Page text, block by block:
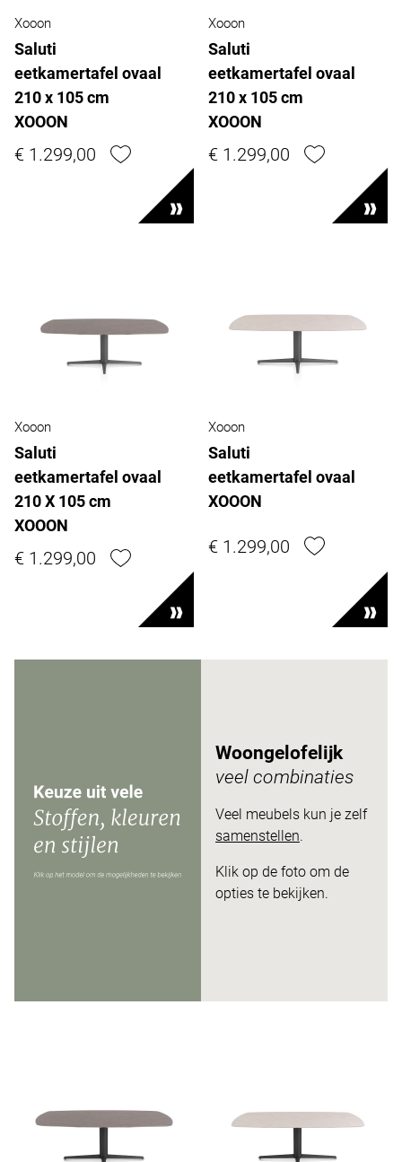
Xooon
Saluti
eetkamertafel ovaal
210 x 105 cm
XOOON
€ 1.299,00
Xooon
Saluti
eetkamertafel ovaal
210 x 105 cm
XOOON
€ 1.299,00
Xooon
Saluti
eetkamertafel ovaal
210 X 105 cm
XOOON
€ 1.299,00
Xooon
Saluti
eetkamertafel ovaal
XOOON
€ 1.299,00
Woongelofelijk
veel combinaties
Veel meubels kun je zelf
samenstellen.
Klik op de foto om de
opties te bekijken.